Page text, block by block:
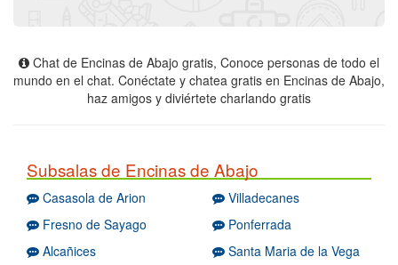
Chat de Encinas de Abajo gratis, Conoce personas de todo el
mundo en el chat. Conéctate y chatea gratis en Encinas de Abajo,
haz amigos y diviértete charlando gratis
Subsalas de Encinas de Abajo
Casasola de Arion
Villadecanes
Fresno de Sayago
Ponferrada
Alcañices
Santa Maria de la Vega